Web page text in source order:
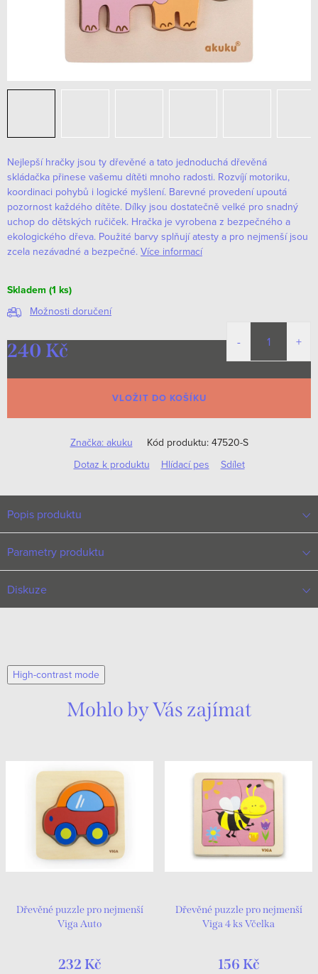
Nejlepší hračky jsou ty dřevěné a tato jednoduchá dřevěná
skládačka přinese vašemu dítěti mnoho radosti. Rozvíjí motoriku,
koordinaci pohybů i logické myšlení. Barevné provedení upoutá
pozornost každého dítěte. Dílky jsou dostatečně velké pro snadný
uchop do dětských ručiček. Hračka je vyrobena z bezpečného a
ekologického dřeva. Použité barvy splňují atesty a pro nejmenší jsou
zcela nezávadné a bezpečné. Více informací
Skladem (1 ks)
Možnosti doručení
240 Kč
cena:
VLOŽIT DO KOŠÍKU
Značka: akuku Kód produktu: 47520-S
Dotaz k produktu
Hlídací pes Sdílet
Popis produktu
Parametry produktu
Diskuze
High-contrast mode
Mohlo by Vás zajímat
Dřevěné puzzle pro nejmenší
Viga Auto
232 Kč
Dřevěné puzzle pro nejmenší
Viga 4 ks Včelka
156 Kč